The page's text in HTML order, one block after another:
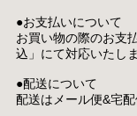
●お支払いについて
お買い物の際のお支
込」にて対応いたしま
●配送について
配送はメール便&宅配